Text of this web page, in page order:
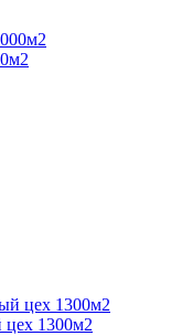
цех 1300м2